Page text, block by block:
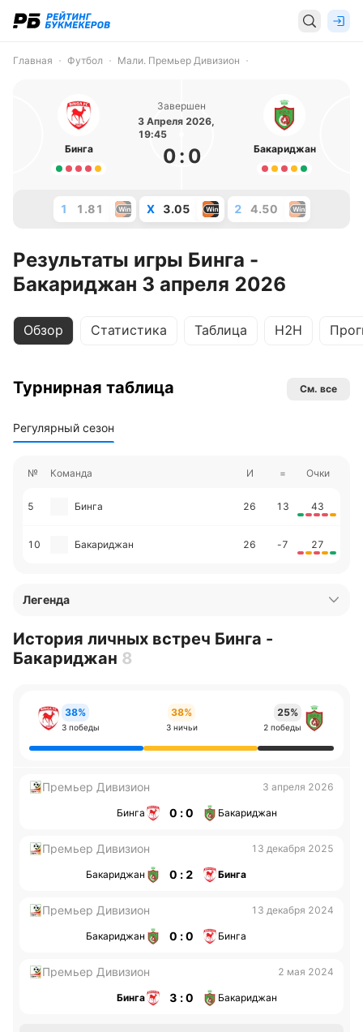
Главная Футбол Мали. Премьер Дивизион
Бинга
Завершен
3 Апреля 2026,
19:45
0: 0 Бакариджан
1 1.81 X 3.05 2 4.50
Результаты игры Бинга -
Бакариджан 3 апреля 2026
Обзор Статистика Таблица H2H
Турнирная таблица См. все
Регулярный сезон
№ Команда И = Очки
5 Бинга 26 13 43
10 Бакариджан 26 -7 27
Легенда
История личных встреч Бинга -
Бакариджан 8
38%
3 победы
38%
3 ничьи
25%
2 победы
Премьер Дивизион 3 апреля 2026
Бинга 0 : 0 Бакариджан
Премьер Дивизион 13 декабря 2025
Бакариджан 0 : 2 Бинга
Премьер Дивизион 13 декабря 2024
Бакариджан 0 : 0 Бинга
Премьер Дивизион 2 мая 2024
Бинга 3 : 0 Бакариджан